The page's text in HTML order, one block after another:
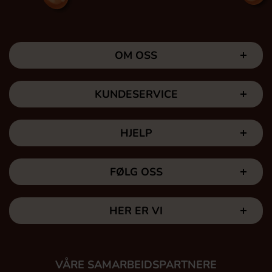
OM OSS
KUNDESERVICE
HJELP
FØLG OSS
HER ER VI
VÅRE SAMARBEIDSPARTNERE